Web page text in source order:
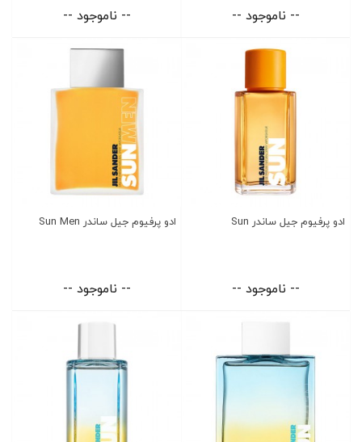
-- ناموجود -- -- ناموجود --
ادو پرفیوم جیل ساندر Sun
-- ناموجود --
ادو پرفیوم جیل ساندر Sun Men
-- ناموجود --